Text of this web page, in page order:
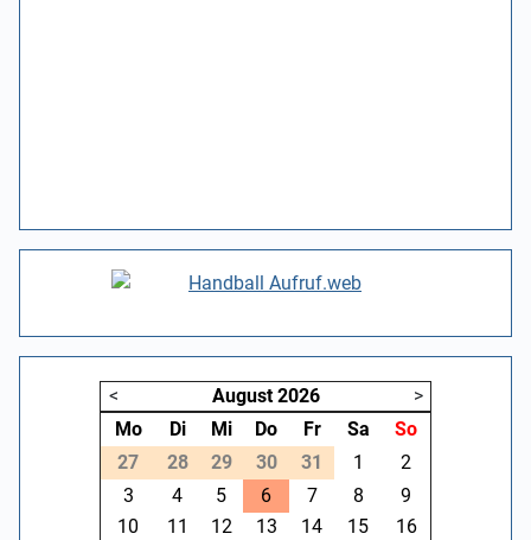
< August 2026
>
Mo
Di Mi Do Fr Sa
So
27
28 29 30 31 1
2
3
4 5 6 7 8
9
10
11 12 13 14 15
16